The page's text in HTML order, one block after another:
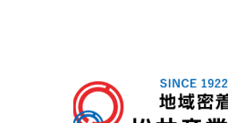
第２条（プライバシー情報の